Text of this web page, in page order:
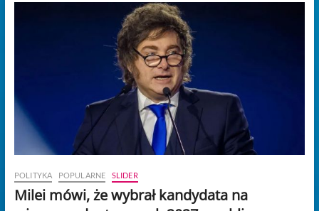
POLITYKA POPULARNE SLIDER
Milei mówi, że wybrał kandydata na